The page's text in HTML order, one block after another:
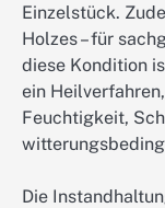
Einzelstück.
Holzes – für
diese Kondition
ein
Feuchtigkeit,
Die